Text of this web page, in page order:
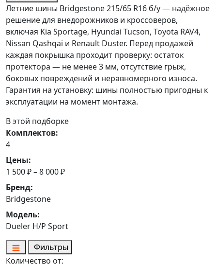
Летние шины Bridgestone 215/65 R16 б/у — надёжное
решение для внедорожников и кроссоверов,
включая Kia Sportage, Hyundai Tucson, Toyota RAV4,
Nissan Qashqai и Renault Duster. Перед продажей
каждая покрышка проходит проверку: остаток
протектора — не менее 3 мм, отсутствие грыж,
боковых повреждений и неравномерного износа.
Гарантия на установку: шины полностью пригодны к
эксплуатации на момент монтажа.
В этой подборке
Комплектов:
4
Цены:
1 500 ₽ – 8 000 ₽
Бренд:
Bridgestone
Модель:
Dueler H/P Sport
Фильтры
Количество от: